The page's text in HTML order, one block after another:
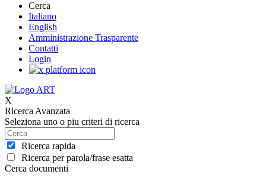
Cerca
Italiano
English
Amministrazione Trasparente
Contatti
Login
X
Ricerca Avanzata
Seleziona uno o piu criteri di ricerca
Ricerca rapida
Ricerca per parola/frase esatta
Cerca documenti